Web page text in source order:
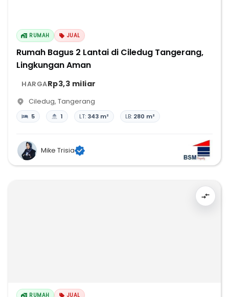
RUMAH JUAL
Rumah Bagus 2 Lantai di Ciledug Tangerang,
Lingkungan Aman
HARGARp3,3 miliar
Ciledug, Tangerang
5 1 LT: 343 m² LB: 280 m²
Mike Trisia
RUMAH JUAL